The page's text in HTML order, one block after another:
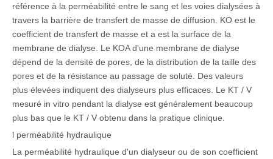
référence à la perméabilité entre le sang et les voies dialysées à
travers la barrière de transfert de masse de diffusion. KO est le
coefficient de transfert de masse et a est la surface de la
membrane de dialyse. Le KOA d'une membrane de dialyse
dépend de la densité de pores, de la distribution de la taille des
pores et de la résistance au passage de soluté. Des valeurs
plus élevées indiquent des dialyseurs plus efficaces. Le KT / V
mesuré in vitro pendant la dialyse est généralement beaucoup
plus bas que le KT / V obtenu dans la pratique clinique.
l perméabilité hydraulique
La perméabilité hydraulique d'un dialyseur ou de son coefficient